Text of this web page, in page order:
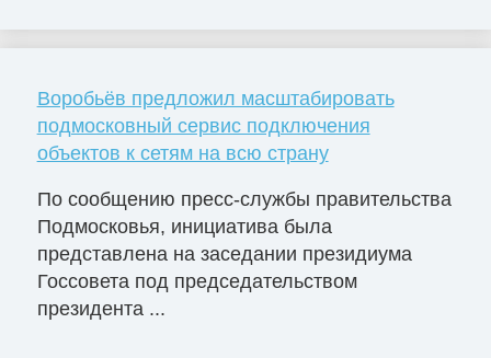
Воробьёв предложил масштабировать
подмосковный сервис подключения
объектов к сетям на всю страну
По сообщению пресс-службы правительства
Подмосковья, инициатива была
представлена на заседании президиума
Госсовета под председательством
президента ...